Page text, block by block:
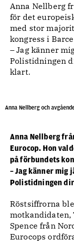
Anna Nellberg
för det
med stor
kongress i
– Jag känner
Polistidningen
klart.
Anna Nellberg och
Anna Nellberg
Eurocop. Hon
på förbundets
– Jag känner mig
Polistidningen
Röstsiffrorna
motkandidaten,
Spence från
Eurocops